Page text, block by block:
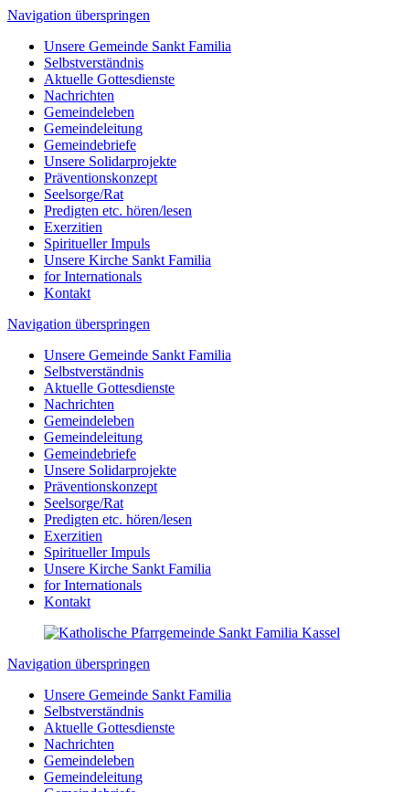
Navigation überspringen
Unsere Gemeinde Sankt Familia
Selbstverständnis
Aktuelle Gottesdienste
Nachrichten
Gemeindeleben
Gemeindeleitung
Gemeindebriefe
Unsere Solidarprojekte
Präventionskonzept
Seelsorge/Rat
Predigten etc. hören/lesen
Exerzitien
Spiritueller Impuls
Unsere Kirche Sankt Familia
for Internationals
Kontakt
Navigation überspringen
Unsere Gemeinde Sankt Familia
Selbstverständnis
Aktuelle Gottesdienste
Nachrichten
Gemeindeleben
Gemeindeleitung
Gemeindebriefe
Unsere Solidarprojekte
Präventionskonzept
Seelsorge/Rat
Predigten etc. hören/lesen
Exerzitien
Spiritueller Impuls
Unsere Kirche Sankt Familia
for Internationals
Kontakt
Navigation überspringen
Unsere Gemeinde Sankt Familia
Selbstverständnis
Aktuelle Gottesdienste
Nachrichten
Gemeindeleben
Gemeindeleitung